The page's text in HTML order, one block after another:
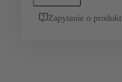
Zapytanie o produkt